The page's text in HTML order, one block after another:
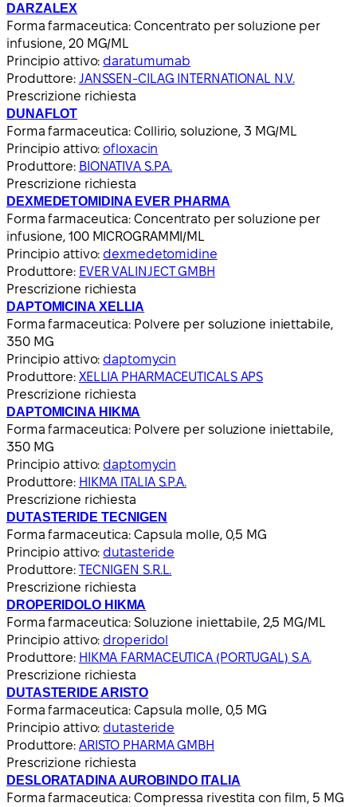
DARZALEX
Forma farmaceutica: Concentrato per soluzione per
infusione, 20 MG/ML
Principio attivo: daratumumab
Produttore: JANSSEN-CILAG INTERNATIONAL N.V.
Prescrizione richiesta
DUNAFLOT
Forma farmaceutica: Collirio, soluzione, 3 MG/ML
Principio attivo: ofloxacin
Produttore: BIONATIVA S.P.A.
Prescrizione richiesta
DEXMEDETOMIDINA EVER PHARMA
Forma farmaceutica: Concentrato per soluzione per
infusione, 100 MICROGRAMMI/ML
Principio attivo: dexmedetomidine
Produttore: EVER VALINJECT GMBH
Prescrizione richiesta
DAPTOMICINA XELLIA
Forma farmaceutica: Polvere per soluzione iniettabile,
350 MG
Principio attivo: daptomycin
Produttore: XELLIA PHARMACEUTICALS APS
Prescrizione richiesta
DAPTOMICINA HIKMA
Forma farmaceutica: Polvere per soluzione iniettabile,
350 MG
Principio attivo: daptomycin
Produttore: HIKMA ITALIA S.P.A.
Prescrizione richiesta
DUTASTERIDE TECNIGEN
Forma farmaceutica: Capsula molle, 0,5 MG
Principio attivo: dutasteride
Produttore: TECNIGEN S.R.L.
Prescrizione richiesta
DROPERIDOLO HIKMA
Forma farmaceutica: Soluzione iniettabile, 2,5 MG/ML
Principio attivo: droperidol
Produttore: HIKMA FARMACEUTICA (PORTUGAL) S.A.
Prescrizione richiesta
DUTASTERIDE ARISTO
Forma farmaceutica: Capsula molle, 0,5 MG
Principio attivo: dutasteride
Produttore: ARISTO PHARMA GMBH
Prescrizione richiesta
DESLORATADINA AUROBINDO ITALIA
Forma farmaceutica: Compressa rivestita con film, 5 MG